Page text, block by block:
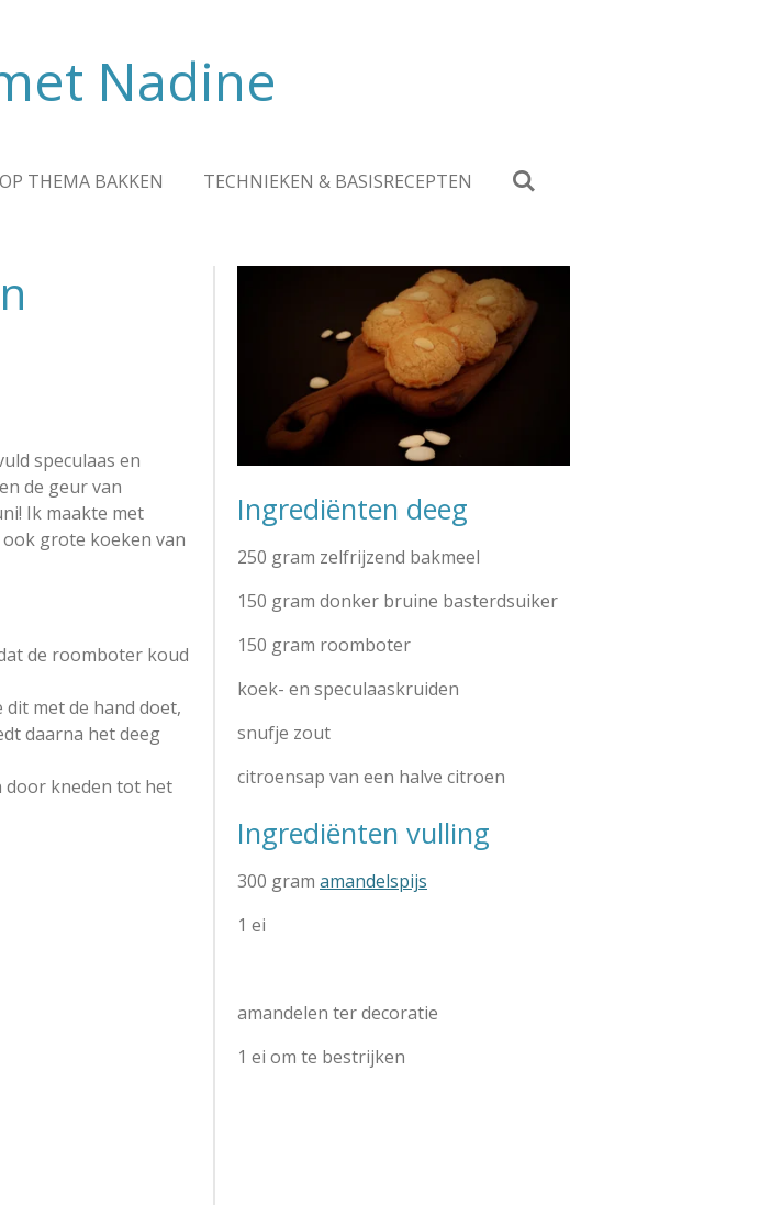
Nadine
OP THEMA BAKKEN TECHNIEKEN & BASISRECEPTEN
speculaas en
de geur van
Ik maakte met
grote koeken van
de roomboter koud
met de hand doet,
daarna het deeg
door kneden tot het
Ingrediënten deeg
250 gram zelfrijzend bakmeel
150 gram donker bruine basterdsuiker
150 gram roomboter
koek- en speculaaskruiden
snufje zout
citroensap van een halve citroen
Ingrediënten vulling
300 gram amandelspijs
1 ei
amandelen ter decoratie
1 ei om te bestrijken